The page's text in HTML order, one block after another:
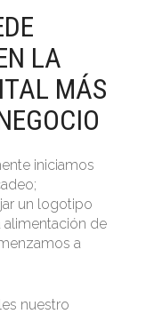
LA
MÁS
iniciamos
un logotipo
de
a
nuestro